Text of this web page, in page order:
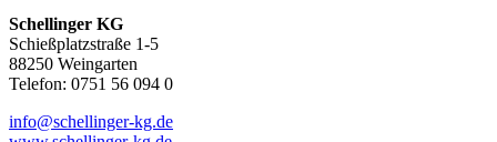
Schellinger KG
Schießplatzstraße 1-5
88250 Weingarten
Telefon: 0751 56 094 0
info@schellinger-kg.de